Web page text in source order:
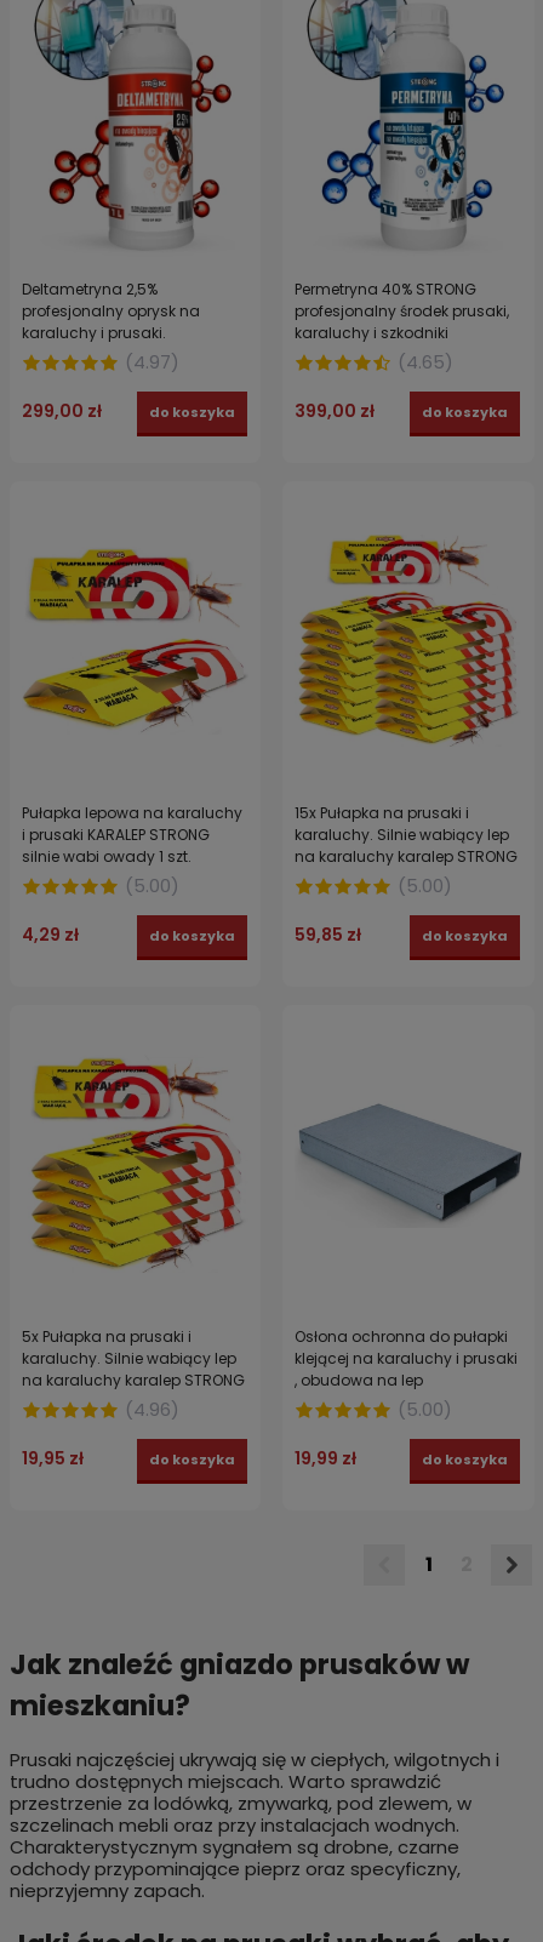
Deltametryna 2,5%
profesjonalny oprysk na
karaluchy i prusaki.
Koncentrat owadobójczy na
karaczany STRONG 1 l
(4.97)
299,00 zł do koszyka
Permetryna 40% STRONG
profesjonalny środek prusaki,
karaluchy i szkodniki
magazynowe 1 L
(4.65)
399,00 zł do koszyka
Pułapka lepowa na karaluchy
i prusaki KARALEP STRONG
silnie wabi owady 1 szt.
(5.00)
4,29 zł do koszyka
15x Pułapka na prusaki i
karaluchy. Silnie wabiący lep
na karaluchy karalep STRONG
(5.00)
59,85 zł do koszyka
5x Pułapka na prusaki i
karaluchy. Silnie wabiący lep
na karaluchy karalep STRONG
(4.96)
19,95 zł do koszyka
Osłona ochronna do pułapki
klejącej na karaluchy i prusaki
, obudowa na lep
owadobójczy
(5.00)
19,99 zł do koszyka
1
Jak znaleźć gniazdo prusaków w
mieszkaniu?
Prusaki najczęściej ukrywają się w ciepłych, wilgotnych i
trudno dostępnych miejscach. Warto sprawdzić
przestrzenie za lodówką, zmywarką, pod zlewem, w
szczelinach mebli oraz przy instalacjach wodnych.
Charakterystycznym sygnałem są drobne, czarne
odchody przypominające pieprz oraz specyficzny,
nieprzyjemny zapach.